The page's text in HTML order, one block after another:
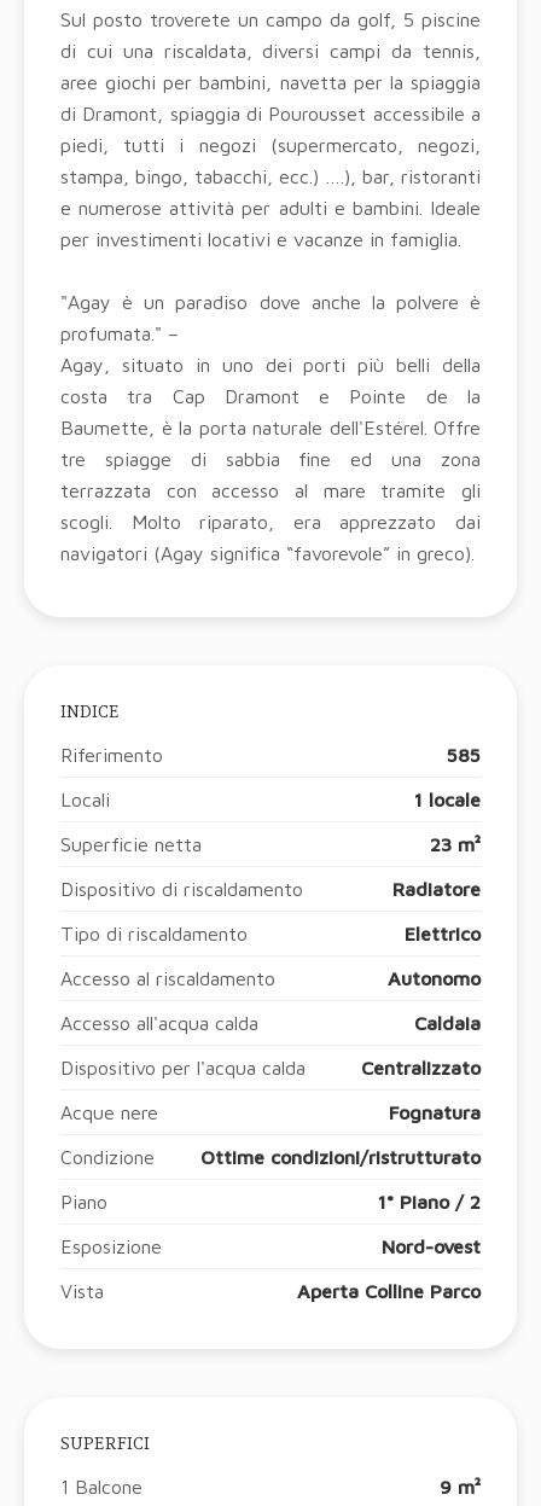
Sul posto troverete un campo da golf, 5 piscine
di cui una riscaldata, diversi campi da tennis,
aree giochi per bambini, navetta per la spiaggia
di Dramont, spiaggia di Pourousset accessibile a
piedi, tutti i negozi (supermercato, negozi,
stampa, bingo, tabacchi, ecc.) ….), bar, ristoranti
e numerose attività per adulti e bambini. Ideale
per investimenti locativi e vacanze in famiglia.
"Agay è un paradiso dove anche la polvere è
profumata." –
Agay, situato in uno dei porti più belli della
costa tra Cap Dramont e Pointe de la
Baumette, è la porta naturale dell'Estérel. Offre
tre spiagge di sabbia fine ed una zona
terrazzata con accesso al mare tramite gli
scogli. Molto riparato, era apprezzato dai
navigatori (Agay significa “favorevole” in greco).
INDICE
Riferimento 585
Locali 1 locale
Superficie netta 23 m²
Dispositivo di riscaldamento Radiatore
Tipo di riscaldamento Elettrico
Accesso al riscaldamento Autonomo
Accesso all'acqua calda Caldaia
Dispositivo per l'acqua calda Centralizzato
Acque nere Fognatura
Condizione Ottime condizioni/ristrutturato
Piano 1° Piano / 2
Esposizione Nord-ovest
Vista Aperta Colline Parco
SUPERFICI
1 Balcone 9 m²